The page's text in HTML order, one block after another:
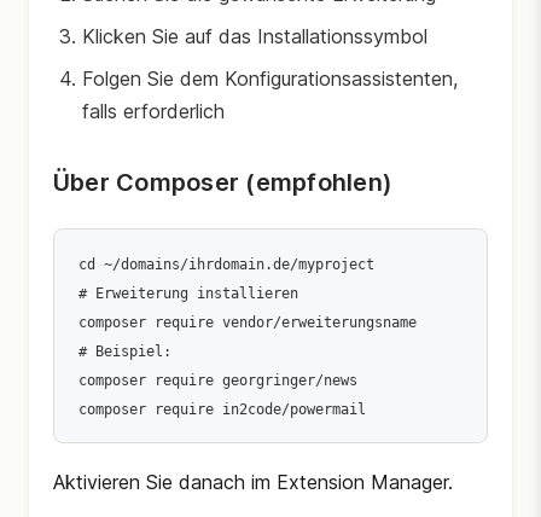
Klicken Sie auf das Installationssymbol
Folgen Sie dem Konfigurationsassistenten,
falls erforderlich
Über Composer (empfohlen)
cd ~/domains/ihrdomain.de/myproject
# Erweiterung installieren
composer require vendor/erweiterungsname
# Beispiel:
composer require georgringer/news
Aktivieren Sie danach im Extension Manager.